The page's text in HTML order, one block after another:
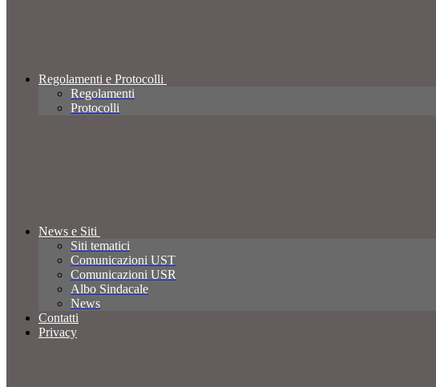
Regolamenti e Protocolli
Regolamenti
Protocolli
News e Siti
Siti tematici
Comunicazioni UST
Comunicazioni USR
Albo Sindacale
News
Contatti
Privacy